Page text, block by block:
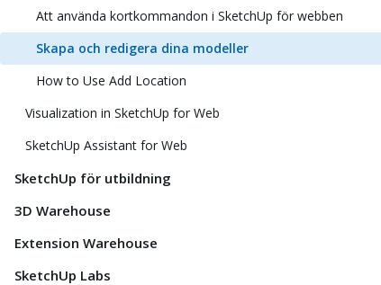
Att använda kortkommandon i SketchUp för webben
Skapa och redigera dina modeller
How to Use Add Location
Visualization in SketchUp for Web
SketchUp Assistant for Web
SketchUp för utbildning
3D Warehouse
Extension Warehouse
SketchUp Labs